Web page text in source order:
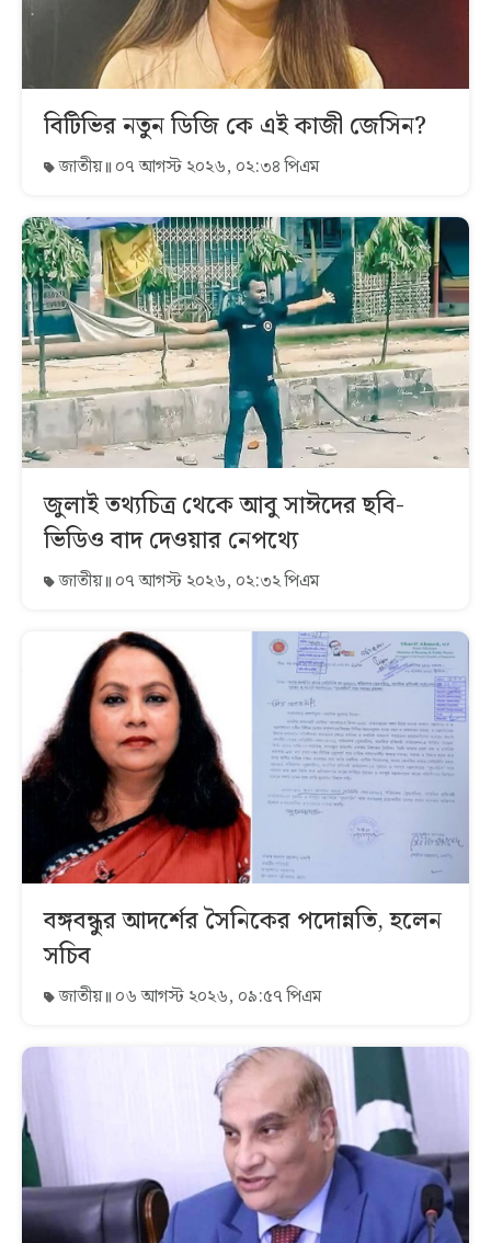
বিটিভির নতুন ডিজি কে এই কাজী জেসিন?
জাতীয় ০৭ আগস্ট ২০২৬, ০২:৩৪ পিএম
জুলাই তথ্যচিত্র থেকে আবু সাঈদের ছবি-
ভিডিও বাদ দেওয়ার নেপথ্যে
জাতীয় ০৭ আগস্ট ২০২৬, ০২:৩২ পিএম
বঙ্গবন্ধুর আদর্শের সৈনিকের পদোন্নতি, হলেন
সচিব
জাতীয় ০৬ আগস্ট ২০২৬, ০৯:৫৭ পিএম